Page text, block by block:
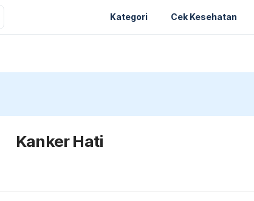
Kategori Cek Kesehatan
Kanker Hati